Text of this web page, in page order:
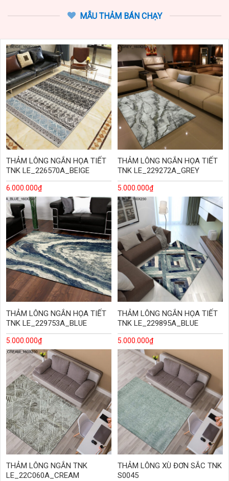
MẪU THẢM BÁN CHẠY
THẢM LÔNG NGẮN HỌA TIẾT
TNK LE_226570A_BEIGE
6.000.000₫
THẢM LÔNG NGẮN HỌA TIẾT
TNK LE_229272A_GREY
5.000.000₫
THẢM LÔNG NGẮN HỌA TIẾT
TNK LE_229753A_BLUE
5.000.000₫
THẢM LÔNG NGẮN HỌA TIẾT
TNK LE_229895A_BLUE
5.000.000₫
THẢM LÔNG NGẮN TNK
LE_22C060A_CREAM
THẢM LÔNG XÙ ĐƠN SẮC TNK
S0045